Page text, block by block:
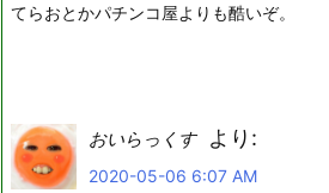
てらおとかパチンコ屋よりも酷いぞ。
おいらっくす より:
2020-05-06 6:07 AM